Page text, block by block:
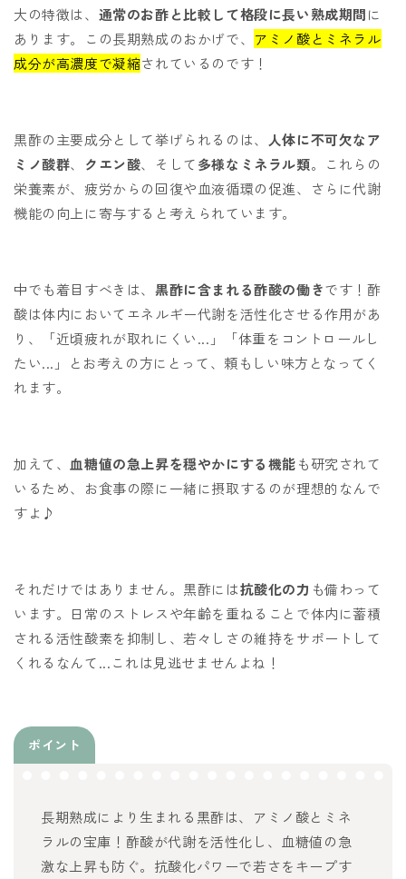
大の特徴は、 通常のお酢と比較して格段に長い熟成期間に
あります。この長期熟成のおかげで、 アミノ酸とミネラル
成分が高濃度で凝縮されているのです！
黒酢の主要成分として挙げられるのは、
人体に不可欠なア
ミノ酸群、 クエン酸、そして多様なミネラル類。これらの
栄養素が、疲労からの回復や血液循環の促進、さらに代謝
機能の向上に寄与すると考えられています。
中でも着目すべきは、 黒酢に含まれる酢酸の働きです！酢
酸は体内においてエネルギー代謝を活性化させる作用があ
り、「近頃疲れが取れにくい...」「体重をコントロールし
たい...」とお考えの方にとって、頼もしい味方となってく
れます。
加えて、 血糖値の急上昇を穏やかにする機能も研究されて
いるため、お食事の際に一緒に摂取するのが理想的なんで
すよ♪
それだけではありません。黒酢には抗酸化の力 も備わって
います。日常のストレスや年齢を重ねることで体内に蓄積
される活性酸素を抑制し、若々しさの維持をサポートして
くれるなんて...これは見逃せませんよね！
ポイント
長期熟成により生まれる黒酢は、アミノ酸とミネ
ラルの宝庫！酢酸が代謝を活性化し、血糖値の急
激な上昇も防ぐ。抗酸化パワーで若さをキープす